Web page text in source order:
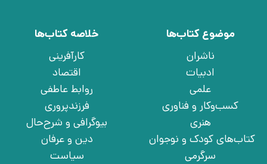
موضوع کتاب‌ها
ناشران
ادبیات
علمی
کسب‌وکار و فناوری
هنری
کتاب‌های کودک و نوجوان
سرگرمی
خلاصه کتاب‌ها
کارآفرینی
اقتصاد
روابط عاطفی
فرزندپروری
بیوگرافی و شرح‌حال
دین و عرفان
سیاست